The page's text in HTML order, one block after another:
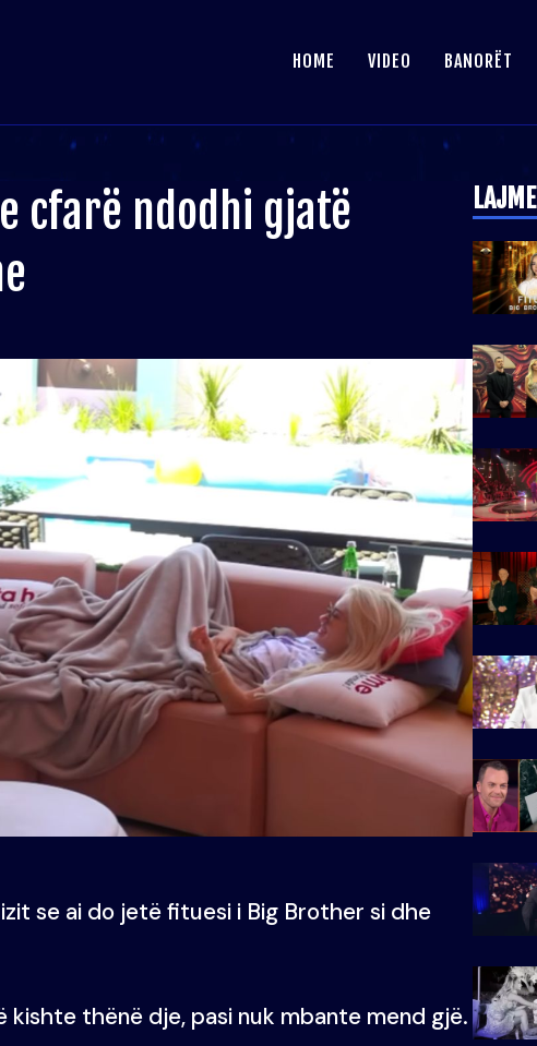
HOME VIDEO BANORËT
cfarë ndodhi gjatë
se ai do jetë fituesi i Big Brother si dhe
kishte thënë dje, pasi nuk mbante mend gjë.
LAJME